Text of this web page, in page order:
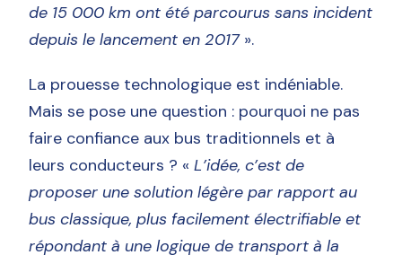
de 15 000 km ont été parcourus sans incident
depuis le lancement en 2017».
La prouesse technologique est indéniable.
Mais se pose une question : pourquoi ne pas
faire confiance aux bus traditionnels et à
leurs conducteurs ? «L’idée, c’est de
proposer une solution légère par rapport au
bus classique, plus facilement électrifiable et
répondant à une logique de transport à la